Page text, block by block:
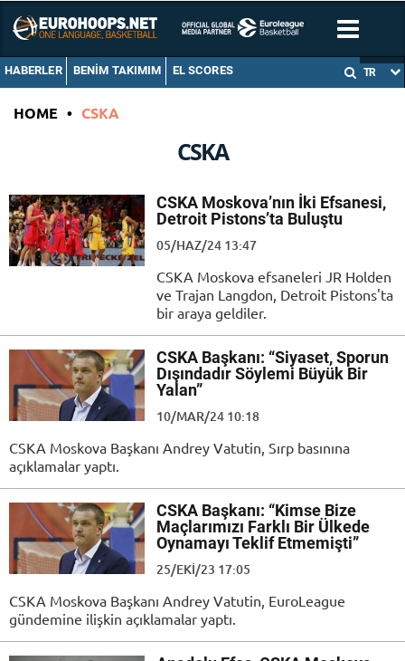
HABERLER BENIM TAKIMIM EL SCORES TR
HOME • CSKA
CSKA
CSKA Moskova’nın İki Efsanesi,
Detroit Pistons’ta Buluştu
05/HAZ/24 13:47
CSKA Moskova efsaneleri JR Holden
ve Trajan Langdon, Detroit Pistons'ta
bir araya geldiler.
CSKA Başkanı: “Siyaset, Sporun
Dışındadır Söylemi Büyük Bir
Yalan”
10/MAR/24 10:18
CSKA Moskova Başkanı Andrey Vatutin, Sırp basınına
açıklamalar yaptı.
CSKA Başkanı: “Kimse Bize
Maçlarımızı Farklı Bir Ülkede
Oynamayı Teklif Etmemişti”
25/EKI/23 17:05
CSKA Moskova Başkanı Andrey Vatutin, EuroLeague
gündemine ilişkin açıklamalar yaptı.